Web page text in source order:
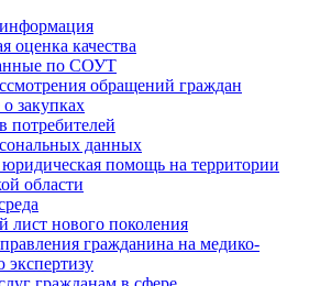
оценка качества
по СОУТ
обращений граждан
закупках
потребителей
данных
юридическая помощь на территории
области
лист нового поколения
гражданина на медико-
экспертизу